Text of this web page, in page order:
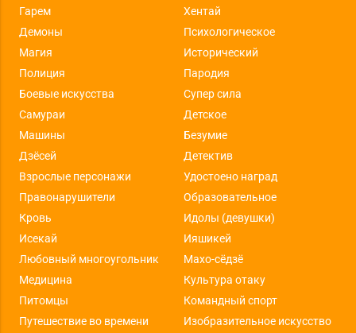
Гарем
Хентай
Демоны
Психологическое
Магия
Исторический
Полиция
Пародия
Боевые искусства
Супер сила
Самураи
Детское
Машины
Безумие
Дзёсей
Детектив
Взрослые персонажи
Удостоено наград
Правонарушители
Образовательное
Кровь
Идолы (девушки)
Исекай
Ияшикей
Любовный многоугольник
Махо-сёдзё
Медицина
Культура отаку
Питомцы
Командный спорт
Путешествие во времени
Изобразительное искусство